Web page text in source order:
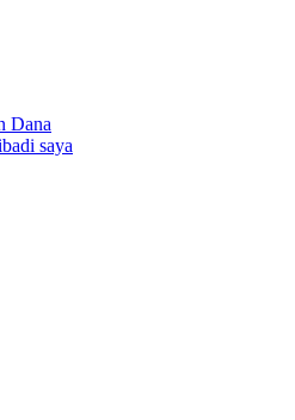
Dana
saya